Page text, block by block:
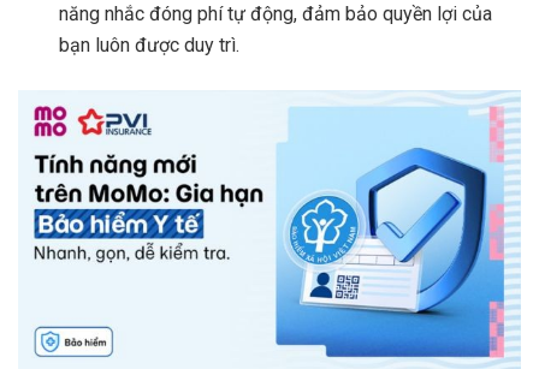
năng nhắc đóng phí tự động, đảm bảo quyền lợi của
bạn luôn được duy trì.